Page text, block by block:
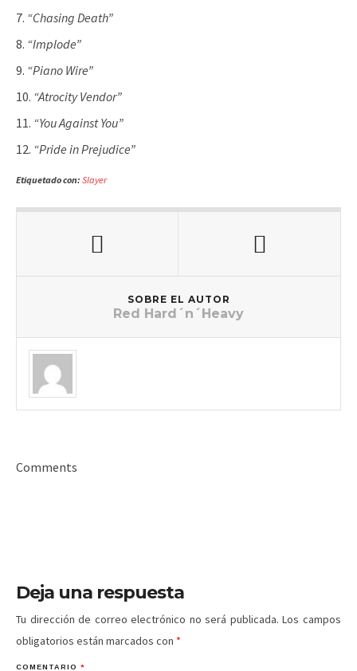
“Chasing Death”
“Implode”
“Piano Wire”
“Atrocity Vendor”
“You Against You”
“Pride in Prejudice”
Etiquetado con: Slayer
SOBRE EL AUTOR
Red Hard´n´Heavy
Comments
Deja una respuesta
Tu dirección de correo electrónico no será publicada. Los campos
obligatorios están marcados con *
COMENTARIO *